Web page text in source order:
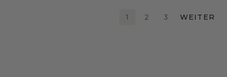
1 2 3 WEITER